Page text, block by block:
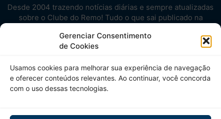
Gerenciar Consentimento
de Cookies
Usamos cookies para melhorar sua experiência de navegação
e oferecer conteúdos relevantes. Ao continuar, você concorda
com o uso dessas tecnologias.
Desde 2004 trazendo notícias diárias e sempre atualizadas
sobre o Clube do Remo! Tudo o que sai publicado na
Aproveite! Site não-oficial.
SIGA-NOS